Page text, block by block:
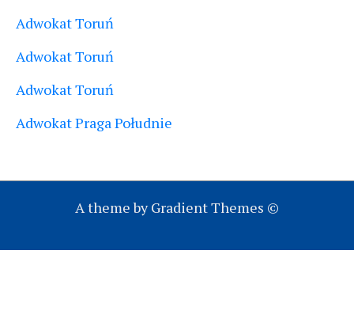
Adwokat Toruń
Adwokat Toruń
Adwokat Toruń
Adwokat Praga Południe
A theme by Gradient Themes ©